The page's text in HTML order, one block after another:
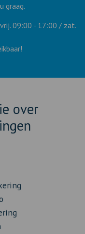
graag.
09:00 - 17:00 / zat.
over